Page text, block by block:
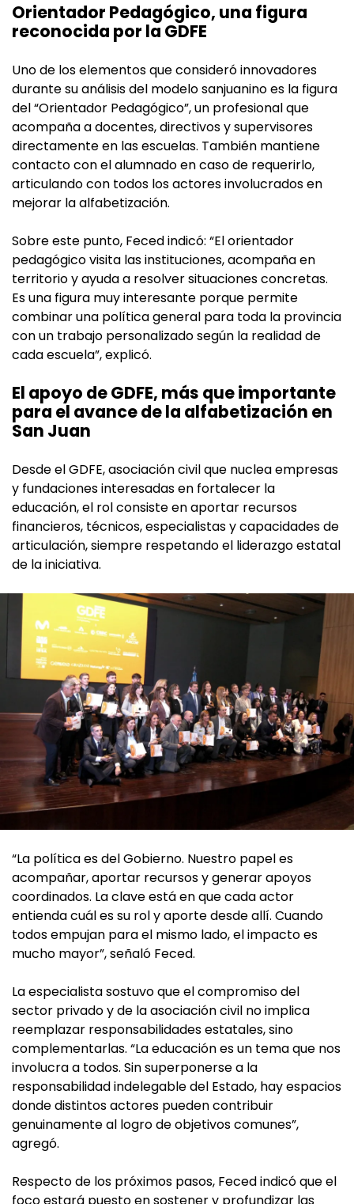
Orientador Pedagógico, una figura
reconocida por la GDFE
Uno de los elementos que consideró innovadores
durante su análisis del modelo sanjuanino es la figura
del “Orientador Pedagógico”, un profesional que
acompaña a docentes, directivos y supervisores
directamente en las escuelas. También mantiene
contacto con el alumnado en caso de requerirlo,
articulando con todos los actores involucrados en
mejorar la alfabetización.
Sobre este punto, Feced indicó: “El orientador
pedagógico visita las instituciones, acompaña en
territorio y ayuda a resolver situaciones concretas.
Es una figura muy interesante porque permite
combinar una política general para toda la provincia
con un trabajo personalizado según la realidad de
cada escuela”, explicó.
El apoyo de GDFE, más que importante
para el avance de la alfabetización en
San Juan
Desde el GDFE, asociación civil que nuclea empresas
y fundaciones interesadas en fortalecer la
educación, el rol consiste en aportar recursos
financieros, técnicos, especialistas y capacidades de
articulación, siempre respetando el liderazgo estatal
de la iniciativa.
“La política es del Gobierno. Nuestro papel es
acompañar, aportar recursos y generar apoyos
coordinados. La clave está en que cada actor
entienda cuál es su rol y aporte desde allí. Cuando
todos empujan para el mismo lado, el impacto es
mucho mayor”, señaló Feced.
La especialista sostuvo que el compromiso del
sector privado y de la asociación civil no implica
reemplazar responsabilidades estatales, sino
complementarlas. “La educación es un tema que nos
involucra a todos. Sin superponerse a la
responsabilidad indelegable del Estado, hay espacios
donde distintos actores pueden contribuir
genuinamente al logro de objetivos comunes”,
agregó.
Respecto de los próximos pasos, Feced indicó que el
foco estará puesto en sostener y profundizar las